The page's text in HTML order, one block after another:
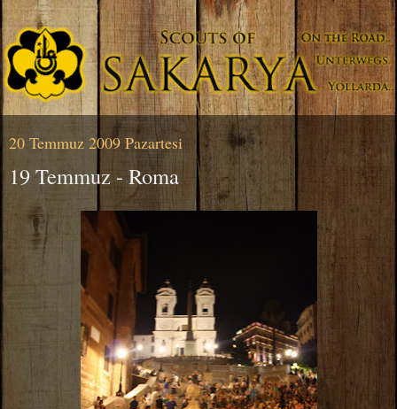
20 Temmuz 2009 Pazartesi
19 Temmuz - Roma